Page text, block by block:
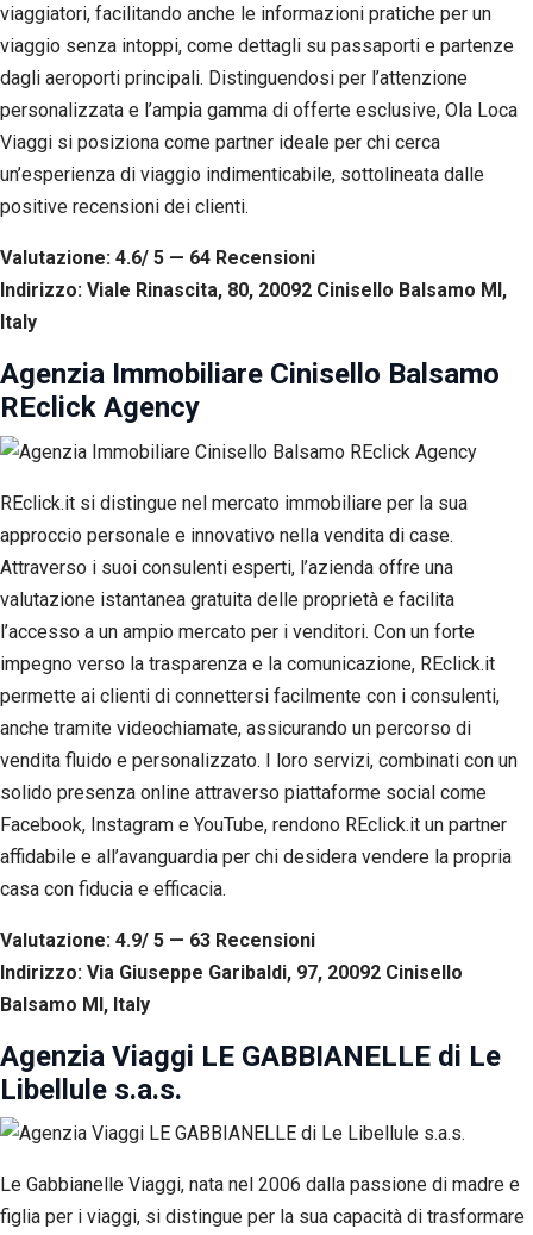
viaggiatori, facilitando anche le informazioni pratiche per un
viaggio senza intoppi, come dettagli su passaporti e partenze
dagli aeroporti principali. Distinguendosi per l’attenzione
personalizzata e l’ampia gamma di offerte esclusive, Ola Loca
Viaggi si posiziona come partner ideale per chi cerca
un’esperienza di viaggio indimenticabile, sottolineata dalle
positive recensioni dei clienti.
Valutazione: 4.6/ 5 — 64 Recensioni
Indirizzo: Viale Rinascita, 80, 20092 Cinisello Balsamo MI,
Italy
Agenzia Immobiliare Cinisello Balsamo
REclick Agency
REclick.it si distingue nel mercato immobiliare per la sua
approccio personale e innovativo nella vendita di case.
Attraverso i suoi consulenti esperti, l’azienda offre una
valutazione istantanea gratuita delle proprietà e facilita
l’accesso a un ampio mercato per i venditori. Con un forte
impegno verso la trasparenza e la comunicazione, REclick.it
permette ai clienti di connettersi facilmente con i consulenti,
anche tramite videochiamate, assicurando un percorso di
vendita fluido e personalizzato. I loro servizi, combinati con un
solido presenza online attraverso piattaforme social come
Facebook, Instagram e YouTube, rendono REclick.it un partner
affidabile e all’avanguardia per chi desidera vendere la propria
casa con fiducia e efficacia.
Valutazione: 4.9/ 5 — 63 Recensioni
Indirizzo: Via Giuseppe Garibaldi, 97, 20092 Cinisello
Balsamo MI, Italy
Agenzia Viaggi LE GABBIANELLE di Le
Libellule s.a.s.
Le Gabbianelle Viaggi, nata nel 2006 dalla passione di madre e
figlia per i viaggi, si distingue per la sua capacità di trasformare